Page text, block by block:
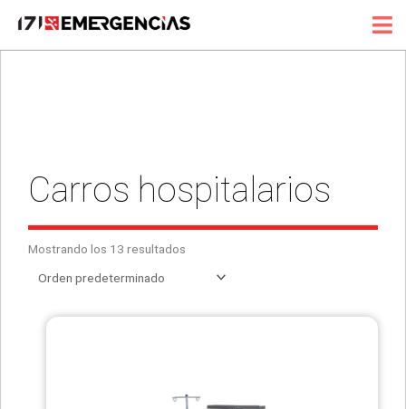
contenido
Carros hospitalarios
Mostrando los 13 resultados